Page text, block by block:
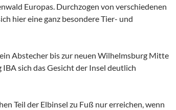
Europas. Durchzogen von verschiedenen
hier eine ganz besondere Tier- und
Abstecher bis zur neuen Wilhelmsburg Mitte
sich das Gesicht der Insel deutlich
Teil der Elbinsel zu Fuß nur erreichen, wenn